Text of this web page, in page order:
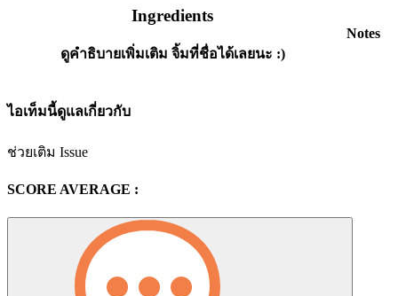
Ingredients
ดูคำธิบายเพิ่มเติม จิ้มที่ชื่อได้เลยนะ :)
Notes
ไอเท็มนี้ดูแลเกี่ยวกับ
ช่วยเติม Issue
SCORE AVERAGE :